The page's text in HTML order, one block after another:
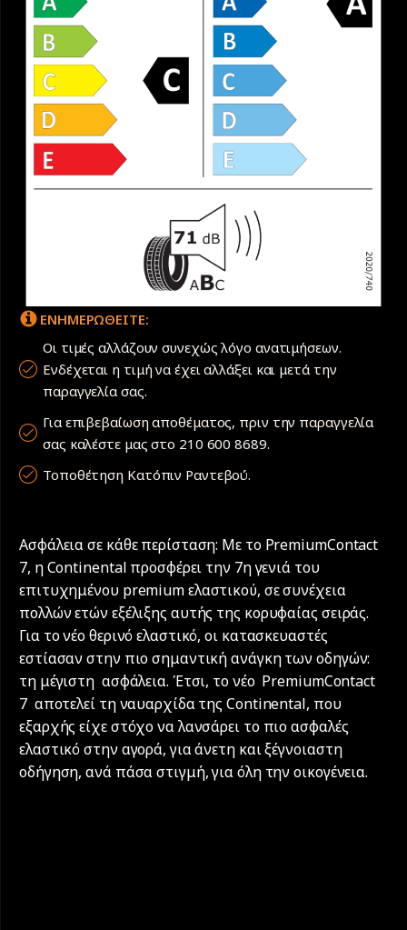
ΕΝΗΜΕΡΩΘΕΙΤΕ:
Οι τιμές αλλάζουν συνεχώς λόγο ανατιμήσεων.
Ενδέχεται η τιμή να έχει αλλάξει και μετά την
παραγγελία σας.
Για επιβεβαίωση αποθέματος, πριν την παραγγελία
σας καλέστε μας στο 210 600 8689.
Τοποθέτηση Κατόπιν Ραντεβού.
Ασφάλεια σε κάθε περίσταση: Με το PremiumContact
7, η Continental προσφέρει την 7η γενιά του
επιτυχημένου premium ελαστικού, σε συνέχεια
πολλών ετών εξέλιξης αυτής της κορυφαίας σειράς.
Για το νέο θερινό ελαστικό, οι κατασκευαστές
εστίασαν στην πιο σημαντική ανάγκη των οδηγών:
τη μέγιστη ασφάλεια. Έτσι, το νέο PremiumContact
7 αποτελεί τη ναυαρχίδα της Continental, που
εξαρχής είχε στόχο να λανσάρει το πιο ασφαλές
ελαστικό στην αγορά, για άνετη και ξέγνοιαστη
οδήγηση, ανά πάσα στιγμή, για όλη την οικογένεια.